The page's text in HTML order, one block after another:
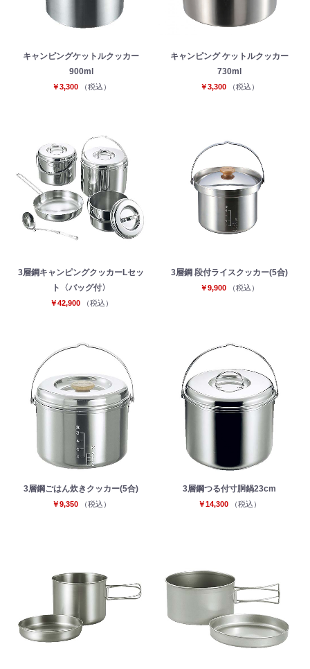
キャンピングケットルクッカー
900ml
￥3,300 （税込）
キャンピング ケットルクッカー
730ml
￥3,300 （税込）
3層鋼キャンピングクッカーLセッ
ト〈バッグ付〉
￥42,900 （税込）
3層鋼 段付ライスクッカー(5合)
￥9,900 （税込）
3層鋼ごはん炊きクッカー(5合)
￥9,350 （税込）
3層鋼つる付寸胴鍋23cm
￥14,300 （税込）